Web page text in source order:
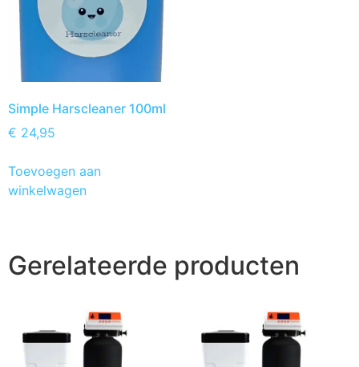
Simple Harscleaner 100ml
€ 24,95
Toevoegen aan
winkelwagen
Gerelateerde producten